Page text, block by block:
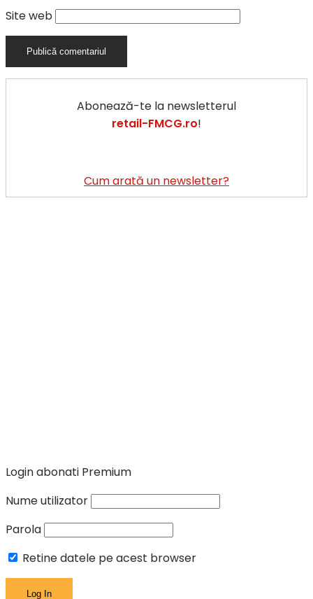
Site web
Abonează-te la newsletterul
retail-FMCG.ro!
Cum arată un newsletter?
Login abonati Premium
Nume utilizator
Parola
Retine datele pe acest browser